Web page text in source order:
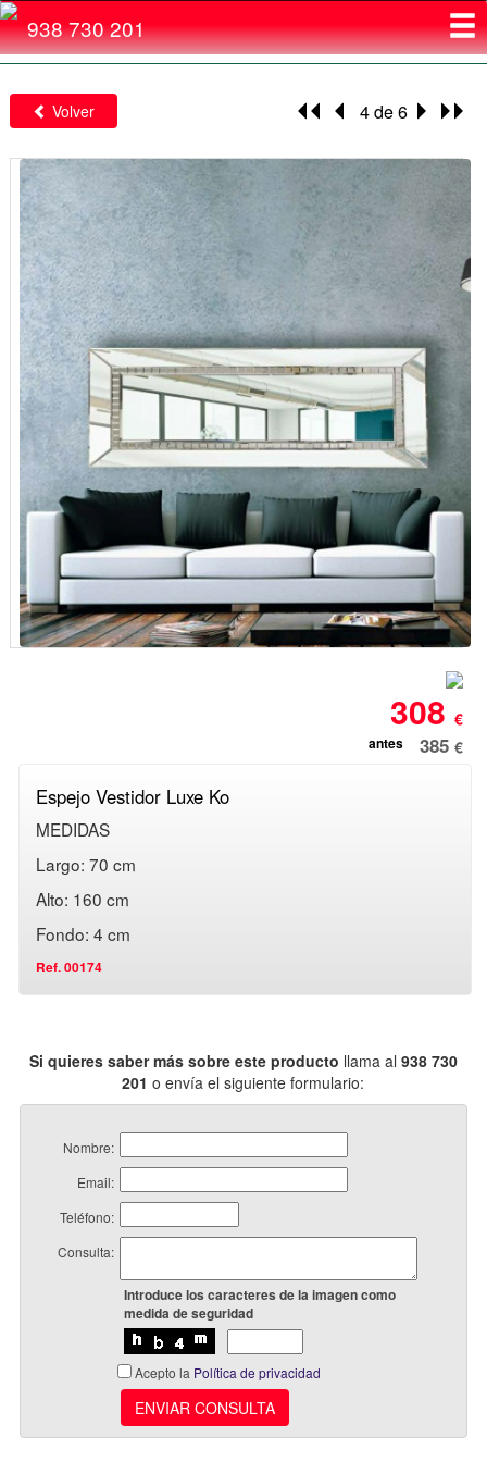
938 730 201
4 de 6
Volver
308€
antes 385€
Espejo Vestidor Luxe Ko
MEDIDAS
Largo: 70 cm
Alto: 160 cm
Fondo: 4 cm
Ref. 00174
Si quieres saber más sobre este producto llama al 938 730
201o envía el siguiente formulario:
Nombre:
Email:
Teléfono:
Consulta:
Introduce los caracteres de la imagen como
medida de seguridad
Acepto la Política de privacidad
ENVIAR CONSULTA